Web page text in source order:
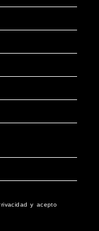
y acepto